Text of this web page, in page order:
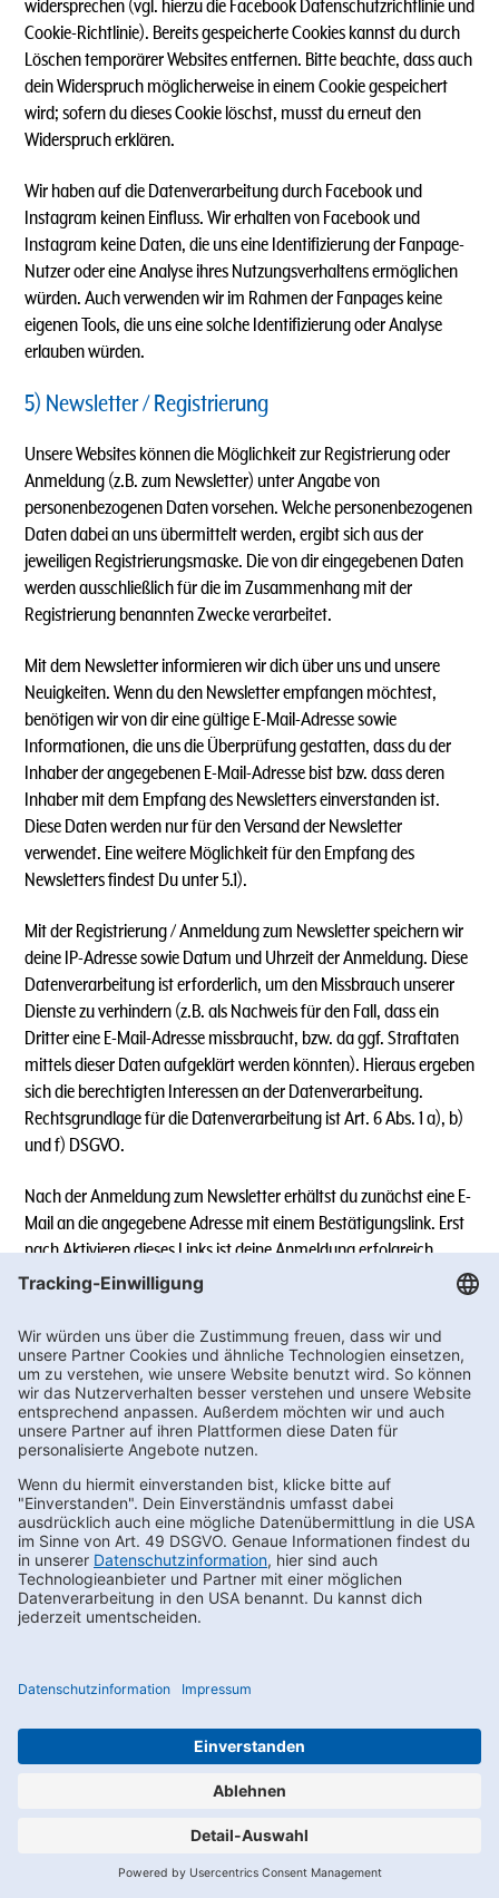
widersprechen (vgl. hierzu die Facebook Datenschutzrichtlinie und
Cookie-Richtlinie). Bereits gespeicherte Cookies kannst du durch
Löschen temporärer Websites entfernen. Bitte beachte, dass auch
dein Widerspruch möglicherweise in einem Cookie gespeichert
wird; sofern du dieses Cookie löschst, musst du erneut den
Widerspruch erklären.
Wir haben auf die Datenverarbeitung durch Facebook und
Instagram keinen Einfluss. Wir erhalten von Facebook und
Instagram keine Daten, die uns eine Identifizierung der Fanpage-
Nutzer oder eine Analyse ihres Nutzungsverhaltens ermöglichen
würden. Auch verwenden wir im Rahmen der Fanpages keine
eigenen Tools, die uns eine solche Identifizierung oder Analyse
erlauben würden.
5) Newsletter / Registrierung
Unsere Websites können die Möglichkeit zur Registrierung oder
Anmeldung (z.B. zum Newsletter) unter Angabe von
personenbezogenen Daten vorsehen. Welche personenbezogenen
Daten dabei an uns übermittelt werden, ergibt sich aus der
jeweiligen Registrierungsmaske. Die von dir eingegebenen Daten
werden ausschließlich für die im Zusammenhang mit der
Registrierung benannten Zwecke verarbeitet.
Mit dem Newsletter informieren wir dich über uns und unsere
Neuigkeiten. Wenn du den Newsletter empfangen möchtest,
benötigen wir von dir eine gültige E-Mail-Adresse sowie
Informationen, die uns die Überprüfung gestatten, dass du der
Inhaber der angegebenen E-Mail-Adresse bist bzw. dass deren
Inhaber mit dem Empfang des Newsletters einverstanden ist.
Diese Daten werden nur für den Versand der Newsletter
verwendet. Eine weitere Möglichkeit für den Empfang des
Newsletters findest Du unter 5.1).
Mit der Registrierung / Anmeldung zum Newsletter speichern wir
deine IP-Adresse sowie Datum und Uhrzeit der Anmeldung. Diese
Datenverarbeitung ist erforderlich, um den Missbrauch unserer
Dienste zu verhindern (z.B. als Nachweis für den Fall, dass ein
Dritter eine E-Mail-Adresse missbraucht, bzw. da ggf. Straftaten
mittels dieser Daten aufgeklärt werden könnten). Hieraus ergeben
sich die berechtigten Interessen an der Datenverarbeitung.
Rechtsgrundlage für die Datenverarbeitung ist Art. 6 Abs. 1 a), b)
und f) DSGVO.
Nach der Anmeldung zum Newsletter erhältst du zunächst eine E-
Mail an die angegebene Adresse mit einem Bestätigungslink. Erst
nach Aktivieren dieses Links ist deine Anmeldung erfolgreich.
Sollte der Link in dem angegebenen Zeitraum nicht aktiviert
5.1.) Newsletter-Versand über WhatsApp
Du kannst den Newsletter auch über WhatsApp abonnieren,
indem Du den dafür vorgesehenen QR-Code scannst. Nach der
Anmeldung zum Newsletter erhältst du zunächst eine Nachricht
im Chat mit einem Bestätigungsfenster. Erst nach Aktivieren ist
deine Anmeldung erfolgreich. Sollte der Link in dem angegebenen
Zeitraum nicht aktiviert werden, werden die angegebenen Daten
wieder gelöscht.
im Rahmen eines Auftragsverarbeitungsvertrages.
Die Nutzung von WhatsApp unterliegt allein den von Dir mit
Nutzungsbedingungen von WhatsApp liegen uns durch Deine
Kontaktaufnahme Deine Telefonnummer und Dein Username